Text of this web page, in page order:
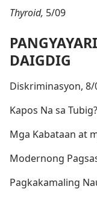
Thyroid, 5/09
DAIGDIG
Diskriminasyon, 8/
Kapos Na sa
Mga Kabataan at
Modernong
Pagkakamaling